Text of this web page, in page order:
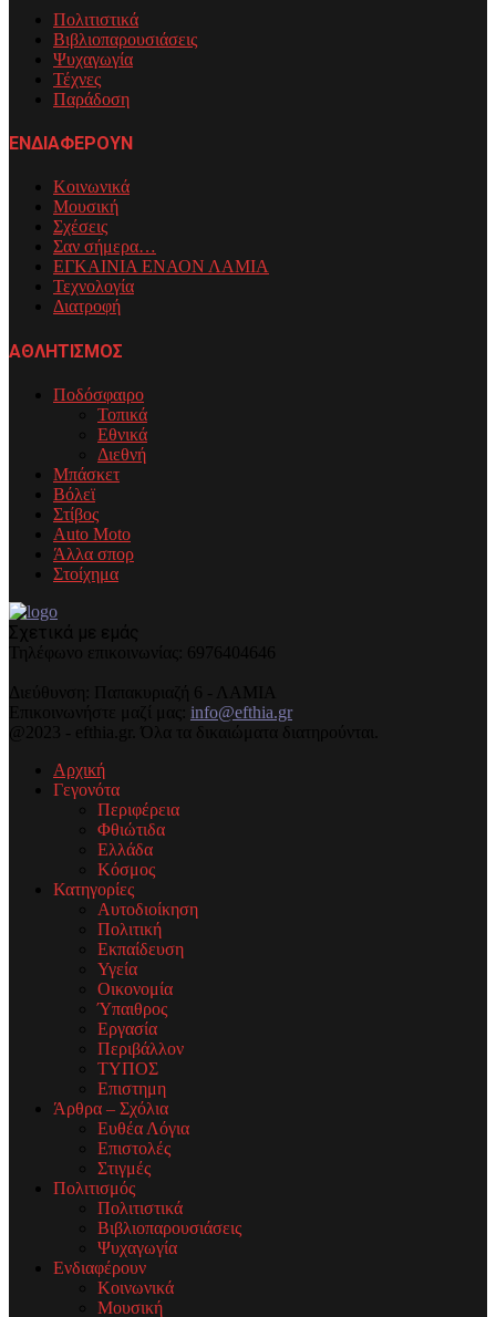
Πολιτιστικά
Βιβλιοπαρουσιάσεις
Ψυχαγωγία
Τέχνες
Παράδοση
ΕΝΔΙΑΦΕΡΟΥΝ
Κοινωνικά
Μουσική
Σχέσεις
Σαν σήμερα…
ΕΓΚΑΙΝΙΑ ΕΝΑΟΝ ΛΑΜΙΑ
Τεχνολογία
Διατροφή
ΑΘΛΗΤΙΣΜΟΣ
Ποδόσφαιρο
Τοπικά
Εθνικά
Διεθνή
Μπάσκετ
Βόλεϊ
Στίβος
Auto Moto
Άλλα σπορ
Στοίχημα
Σχετικά με εμάς
Τηλέφωνo επικοινωνίας: 6976404646
Διεύθυνση: Παπακυριαζή 6 - ΛΑΜΙΑ
Επικοινωνήστε μαζί μας: info@efthia.gr
@2023 - efthia.gr. Όλα τα δικαιώματα διατηρούνται.
Αρχική
Γεγονότα
Περιφέρεια
Φθιώτιδα
Ελλάδα
Κόσμος
Κατηγορίες
Αυτοδιοίκηση
Πολιτική
Εκπαίδευση
Υγεία
Οικονομία
Ύπαιθρος
Εργασία
Περιβάλλον
ΤΥΠΟΣ
Επιστημη
Άρθρα – Σχόλια
Ευθέα Λόγια
Επιστολές
Στιγμές
Πολιτισμός
Πολιτιστικά
Βιβλιοπαρουσιάσεις
Ψυχαγωγία
Ενδιαφέρουν
Κοινωνικά
Μουσική